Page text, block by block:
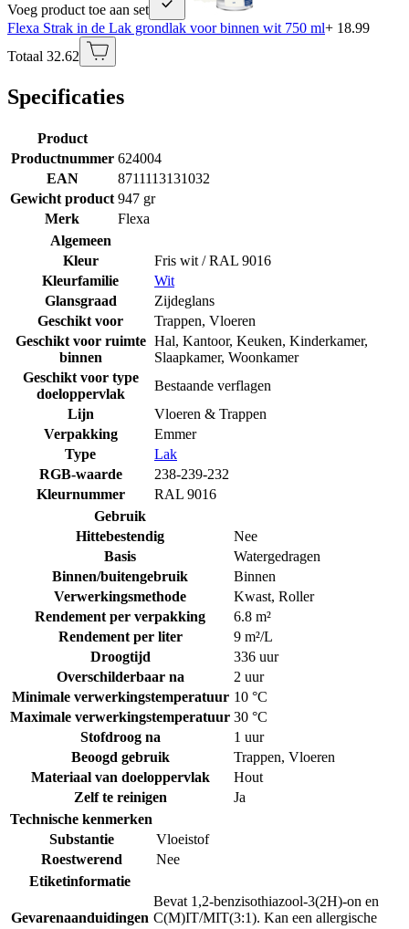
Voeg product toe aan set
Flexa Strak in de Lak grondlak voor binnen wit 750 ml+ 18.99
Totaal 32.62
Specificaties
Product
Productnummer 624004
EAN
8711113131032
Gewicht product 947 gr
Merk
Flexa
Algemeen
Kleur
Fris wit / RAL 9016
Kleurfamilie
Wit
Glansgraad
Zijdeglans
Geschikt voor
Trappen, Vloeren
Geschikt voor ruimte
binnen
Hal, Kantoor, Keuken, Kinderkamer,
Slaapkamer, Woonkamer
Geschikt voor type
doeloppervlak
Bestaande verflagen
Lijn
Vloeren & Trappen
Verpakking
Emmer
Type
Lak
RGB-waarde
238-239-232
Kleurnummer
RAL 9016
Gebruik
Hittebestendig
Nee
Basis
Watergedragen
Binnen/buitengebruik
Binnen
Verwerkingsmethode
Kwast, Roller
Rendement per verpakking
6.8 m²
Rendement per liter
9 m²/L
Droogtijd
336 uur
Overschilderbaar na
2 uur
Minimale verwerkingstemperatuur 10 °C
Maximale verwerkingstemperatuur 30 °C
Stofdroog na
1 uur
Beoogd gebruik
Trappen, Vloeren
Materiaal van doeloppervlak
Hout
Zelf te reinigen
Ja
Technische kenmerken
Substantie
Vloeistof
Roestwerend
Nee
Etiketinformatie
Gevarenaanduidingen
Bevat 1,2-benzisothiazool-3(2H)-on en
C(M)IT/MIT(3:1). Kan een allergische